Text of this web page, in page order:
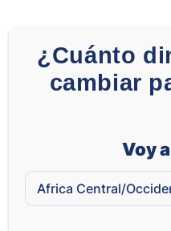
¿Cuánto
cambiar
Voy